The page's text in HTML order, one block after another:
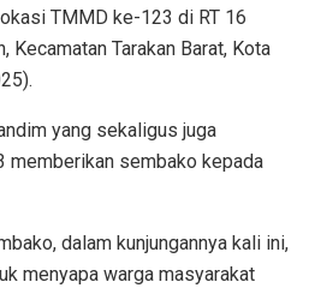
TMMD ke-123 di RT 16
Kecamatan Tarakan Barat, Kota
yang sekaligus juga
memberikan sembako kepada
dalam kunjungannya kali ini,
menyapa warga masyarakat